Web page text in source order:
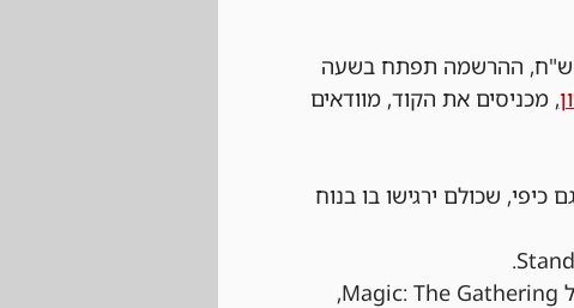
נרשמים באתר בהמשך או ביום של הטורניר עצמו בחנות בעלות של 80 ש"ח, ההרשמה תפתח בשעה
, מכניסים את הקוד, מוודאים
כיפי, שכולם ירגישו בו בנוח
הטורניר יתנהל לפי כל החוקים הרשמיים של Magic: The Gathering,